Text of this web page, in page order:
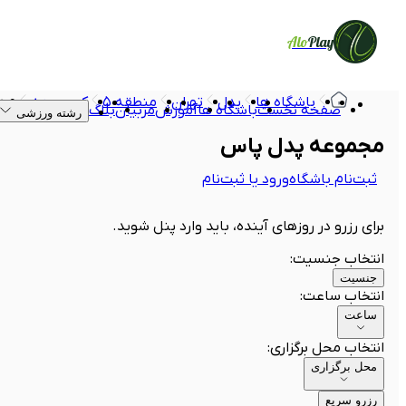
AloPlay
صفحه نخستباشگاه هاآموزشمربیانبلاگ رشته ورزشی
ثبت‌نام باشگاهورود یا ثبت‌نام
باشگاه ها پدل تهران منطقه ۵ کوی بیمه
مجموعه پدل پاس
برای رزرو در روزهای آینده، باید وارد پنل شوید.
انتخاب جنسیت:
جنسیت
انتخاب ساعت:
ساعت
انتخاب محل برگزاری:
محل برگزاری
رزرو سریع